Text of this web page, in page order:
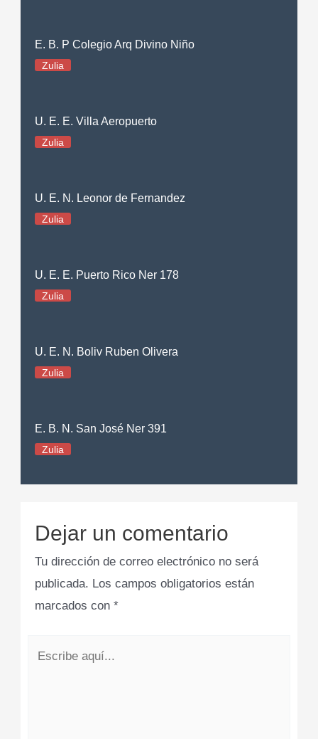
E. B. P Colegio Arq Divino Niño
Zulia
U. E. E. Villa Aeropuerto
Zulia
U. E. N. Leonor de Fernandez
Zulia
U. E. E. Puerto Rico Ner 178
Zulia
U. E. N. Boliv Ruben Olivera
Zulia
E. B. N. San José Ner 391
Zulia
Dejar un comentario
Tu dirección de correo electrónico no será
publicada. Los campos obligatorios están
marcados con*